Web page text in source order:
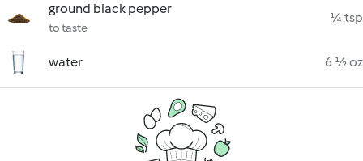
ground black pepper
to taste
¼ tsp
water 6 ½ oz